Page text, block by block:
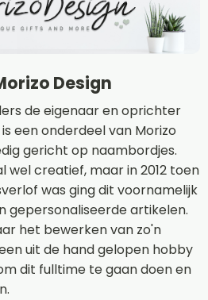
Design
de eigenaar en oprichter
een onderdeel van Morizo
gericht op naambordjes.
wel creatief, maar in 2012 toen
was ging dit voornamelijk
gepersonaliseerde artikelen.
het bewerken van zo'n
uit de hand gelopen hobby
dit fulltime te gaan doen en